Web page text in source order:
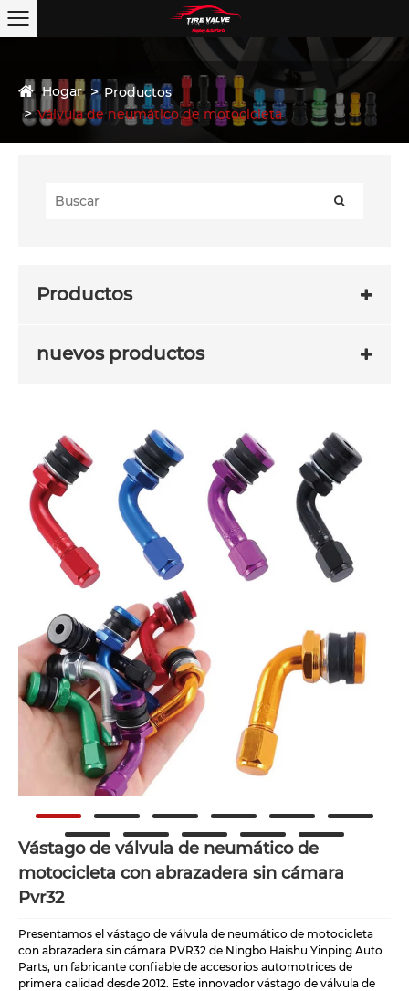
Hogar
Productos
Válvula de neumático de motocicleta
Productos
nuevos productos
Vástago de válvula de neumático de
motocicleta con abrazadera sin cámara
Pvr32
Presentamos el vástago de válvula de neumático de motocicleta
con abrazadera sin cámara PVR32 de Ningbo Haishu Yinping Auto
Parts, un fabricante confiable de accesorios automotrices de
primera calidad desde 2012. Este innovador vástago de válvula de